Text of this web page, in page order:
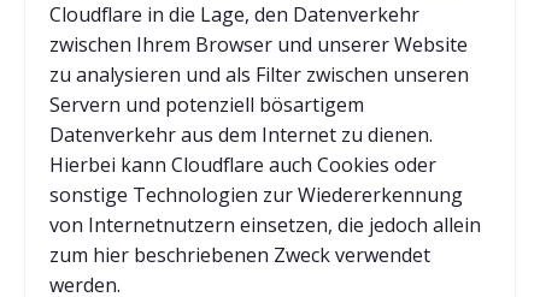
Cloudflare in die Lage, den Datenverkehr
zwischen Ihrem Browser und unserer Website
zu analysieren und als Filter zwischen unseren
Servern und potenziell bösartigem
Datenverkehr aus dem Internet zu dienen.
Hierbei kann Cloudflare auch Cookies oder
sonstige Technologien zur Wiedererkennung
von Internetnutzern einsetzen, die jedoch allein
zum hier beschriebenen Zweck verwendet
werden.